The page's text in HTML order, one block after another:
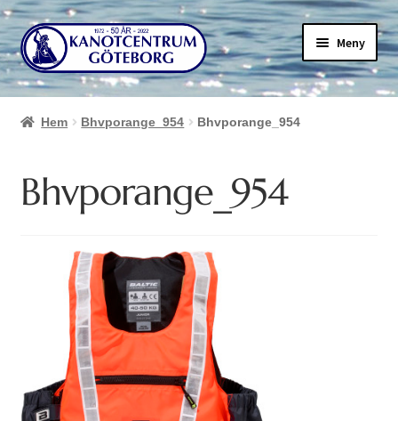
Hoppa
till
navigering
Hoppa
till
innehåll
Meny
Hem Bhvporange_954 Bhvporange_954
Bhvporange_954